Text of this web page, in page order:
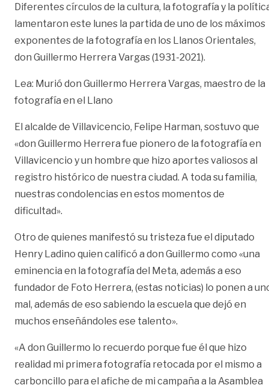
Diferentes círculos de la cultura, la fotografía y la
lamentaron este lunes la partida de uno de los máximos
exponentes de la fotografía en los Llanos Orientales,
don Guillermo Herrera Vargas (1931-2021).
Lea: Murió don Guillermo Herrera Vargas, maestro de la
fotografía en el Llano
El alcalde de Villavicencio, Felipe Harman, sostuvo que
«don Guillermo Herrera fue pionero de la fotografía en
Villavicencio y un hombre que hizo aportes valiosos al
registro histórico de nuestra ciudad. A toda su familia,
nuestras condolencias en estos momentos de
dificultad».
Otro de quienes manifestó su tristeza fue el diputado
Henry Ladino quien calificó a don Guillermo como «una
eminencia en la fotografía del Meta, además a eso
fundador de Foto Herrera, (estas noticias) lo ponen a
mal, además de eso sabiendo la escuela que dejó en
muchos enseñándoles ese talento».
«A don Guillermo lo recuerdo porque fue él que hizo
realidad mi primera fotografía retocada por el mismo a
carboncillo para el afiche de mi campaña a la Asamblea